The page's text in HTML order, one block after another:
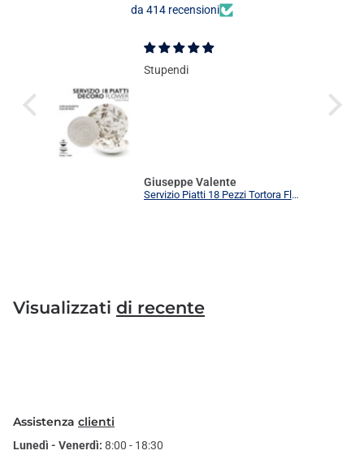
da 414 recensioni
Stupendi
Giuseppe Valente
Servizio Piatti 18 Pezzi Tortora Flower Elegante | Set Tavola 6 Persone Moderno
Visualizzati di recente
Assistenza clienti
Lunedì - Venerdì: 8:00 - 18:30